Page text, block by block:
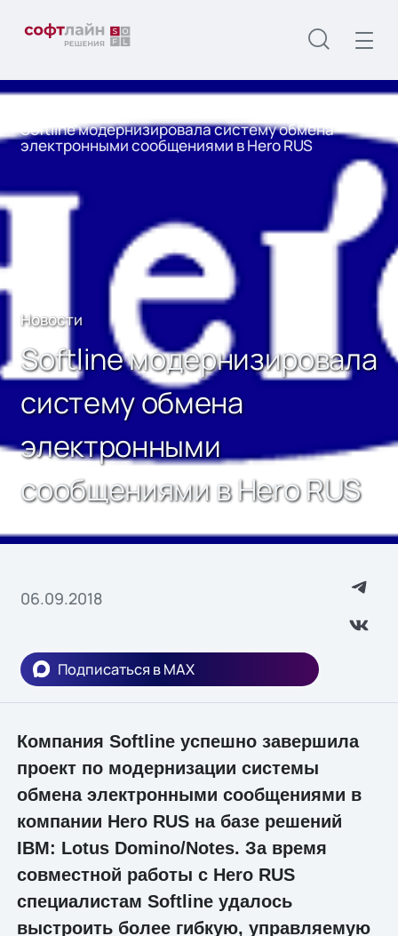
Softline модернизировала систему обмена
электронными сообщениями в Hero RUS
Новости
Softline модернизировала
систему обмена
электронными
сообщениями в Hero RUS
06.09.2018
Подписаться в MAX
Компания Softline успешно завершила
проект по модернизации системы
обмена электронными сообщениями в
компании Hero RUS на базе решений
IBM: Lotus Domino/Notes. За время
совместной работы с Hero RUS
специалистам Softline удалось
выстроить более гибкую, управляемую